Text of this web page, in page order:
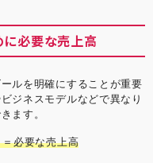
必要な売上高
ルを明確にすることが重要
ジネスモデルなどで異なり
ます。
必要な売上高